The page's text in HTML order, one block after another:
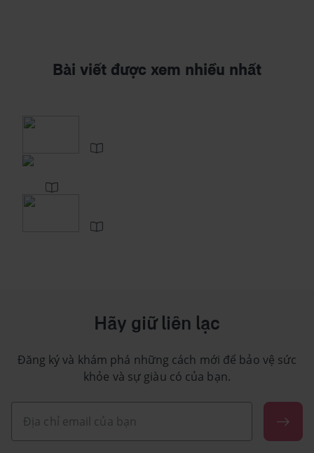
Bài viết được xem nhiều nhất
Hãy giữ liên lạc
Đăng ký và khám phá những cách mới để bảo vệ sức
khỏe và sự giàu có của bạn.